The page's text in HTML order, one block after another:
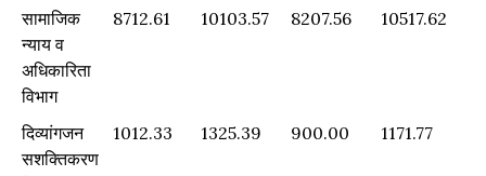
सामाजिक
न्याय व
अधिकारिता
विभाग
8712.61 10103.57 8207.56 10517.62
दिव्यांगजन
सशक्तिकरण
1012.33 1325.39 900.00 1171.77